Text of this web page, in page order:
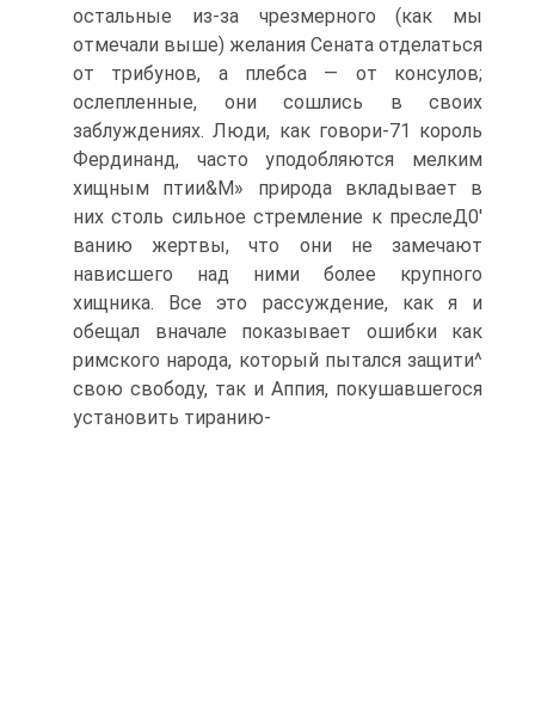
остальные из-за чрезмерного (как мы
отмечали выше) желания Сената отделаться
от трибунов, а плебса — от консулов;
ослепленные, они сошлись в своих
заблуждениях. Люди, как говори-71 король
Фердинанд, часто уподобляются мелким
хищным птии&М» природа вкладывает в
них столь сильное стремление к преслеД0'
ванию жертвы, что они не замечают
нависшего над ними более крупного
хищника. Все это рассуждение, как я и
обещал вначале показывает ошибки как
римского народа, который пытался защити^
свою свободу, так и Аппия, покушавшегося
установить тиранию-